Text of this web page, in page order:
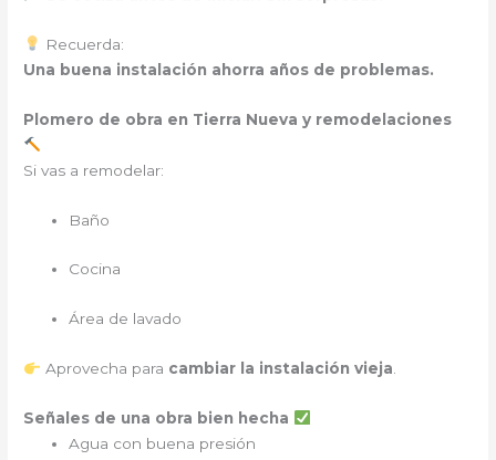
Recuerda:
Una buena instalación ahorra años de problemas.
Plomero de obra en Tierra Nueva y remodelaciones
Si vas a remodelar:
Baño
Cocina
Área de lavado
Aprovecha para cambiar la instalación vieja
Señales de una obra bien hecha
Agua con buena presión